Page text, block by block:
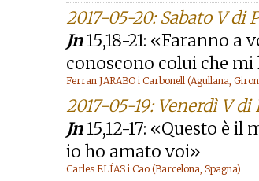
2017-05-20: Sabato V di
Jn15,18-21: «Faranno a
conoscono colui che
Ferran JARABO i Carbonell (Agullana,
2017-05-19: Venerdì V di
Jn15,12-17: «Questo è
io ho amato voi»
Carles ELÍAS i Cao (Barcelona, Spagna)